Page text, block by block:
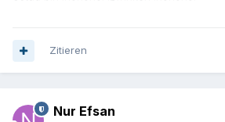
Zitieren
Nur Efsan